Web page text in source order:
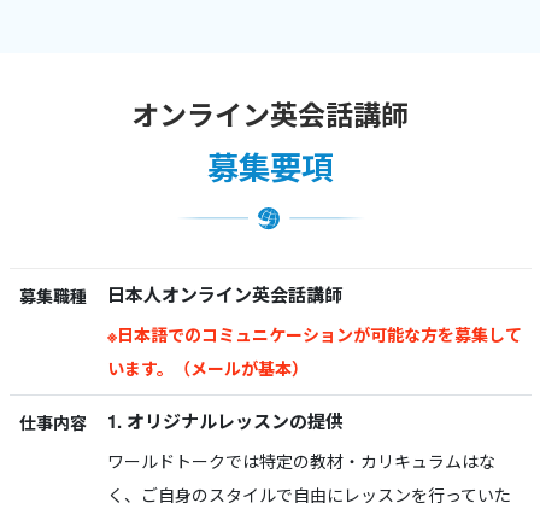
オンライン英会話講師
募集要項
募集職種 日本人オンライン英会話講師
※日本語でのコミュニケーションが可能な方を募集して
います。（メールが基本）
仕事内容 1. オリジナルレッスンの提供
ワールドトークでは特定の教材・カリキュラムはな
く、ご自身のスタイルで自由にレッスンを行っていた